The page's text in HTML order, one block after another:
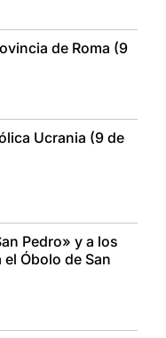
de Roma (9
Ucrania (9 de
Pedro» y a los
Óbolo de San